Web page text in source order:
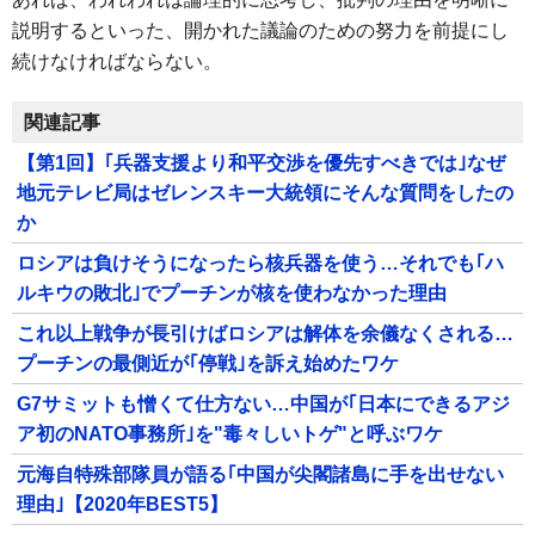
説明するといった、開かれた議論のための努力を前提にし
続けなければならない。
関連記事
【第1回】｢兵器支援より和平交渉を優先すべきでは｣なぜ
地元テレビ局はゼレンスキー大統領にそんな質問をしたの
か
ロシアは負けそうになったら核兵器を使う…それでも｢ハ
ルキウの敗北｣でプーチンが核を使わなかった理由
これ以上戦争が長引けばロシアは解体を余儀なくされる…
プーチンの最側近が｢停戦｣を訴え始めたワケ
G7サミットも憎くて仕方ない…中国が｢日本にできるアジ
ア初のNATO事務所｣を"毒々しいトゲ"と呼ぶワケ
元海自特殊部隊員が語る｢中国が尖閣諸島に手を出せない
理由｣【2020年BEST5】